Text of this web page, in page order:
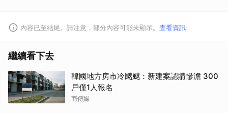
內容已至結尾。請注意，部分內容可能未顯示。 查看資訊
繼續看下去
韓國地方房市冷颼颼：新建案認購慘澹 300
戶僅1人報名
商傳媒